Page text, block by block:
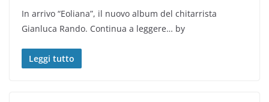
In arrivo “Eoliana”, il nuovo album del chitarrista
Gianluca Rando. Continua a leggere… by
Leggi tutto